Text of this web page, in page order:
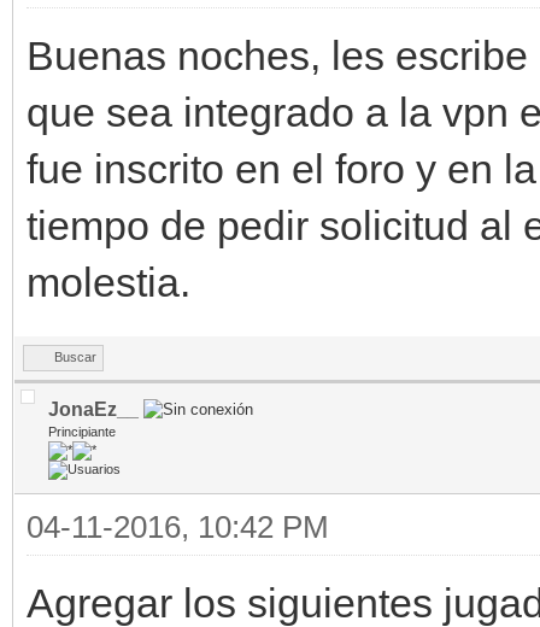
Buenas noches, les
que sea integrado a la vpn
fue inscrito en el foro y en
tiempo de pedir solicitud al
molestia.
Buscar
JonaEz__
Principiante
04-11-2016, 10:42 PM
Agregar los siguientes